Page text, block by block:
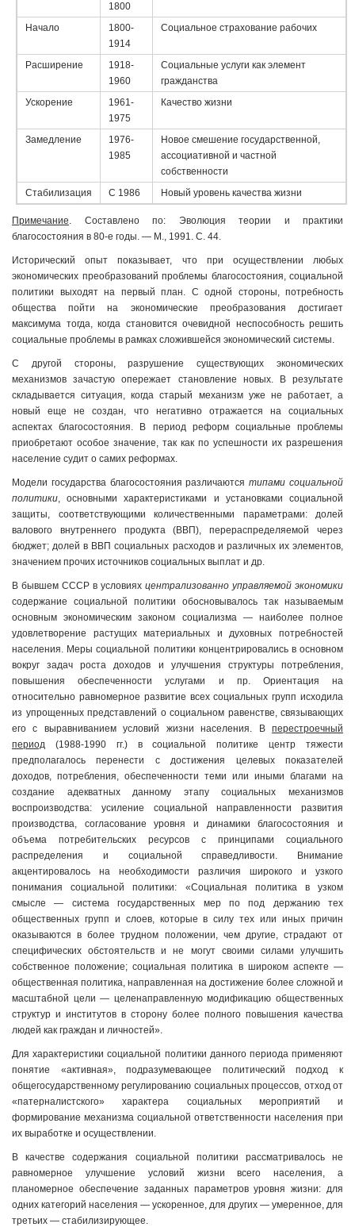
1800
Начало
1800-
1914
Социальное страхование рабочих
Расширение
1918-
1960
Социальные услуги как элемент
гражданства
Ускорение
1961-
1975
Качество жизни
Замедление
1976-
1985
Новое смешение государственной,
ассоциативной и частной
собственности
Стабилизация
С 1986 Новый уровень качества жизни
Примечание. Составлено по: Эволюция теории и практики
благосостояния в 80-е годы. — М., 1991. С. 44.
Исторический опыт показывает, что при осуществлении любых
экономических преобразований проблемы благосостояния, социальной
политики выходят на первый план. С одной стороны, потребность
общества пойти на экономические преобразования достигает
максимума тогда, когда становится очевидной неспособность решить
социальные проблемы в рамках сложившейся экономический системы.
С другой стороны, разрушение существующих экономических
механизмов зачастую опережает становление новых. В результате
складывается ситуация, когда старый механизм уже не работает, а
новый еще не создан, что негативно отражается на социальных
аспектах благосостояния. В период реформ социальные проблемы
приобретают особое значение, так как по успешности их разрешения
население судит о самих реформах.
Модели государства благосостояния различаютсятипами социальной
политики, основными характеристиками и установками социальной
защиты, соответствующими количественными параметрами: долей
валового внутреннего продукта (ВВП), перераспределяемой через
бюджет; долей в ВВП социальных расходов и различных их элементов,
значением прочих источников социальных выплат и др.
В бывшем СССР в условиях централизованно управляемой экономики
содержание социальной политики обосновывалось так называемым
основным экономическим законом социализма — наиболее полное
удовлетворение растущих материальных и духовных потребностей
населения. Меры социальной политики концентрировались в основном
вокруг задач роста доходов и улучшения структуры потребления,
повышения обеспеченности услугами и пр. Ориентация на
относительно равномерное развитие всех социальных групп исходила
из упрощенных представлений о социальном равенстве, связывающих
его с выравниванием условий жизни населения. В перестроечный
период (1988-1990 гг.) в социальной политике центр тяжести
предполагалось перенести с достижения целевых показателей
доходов, потребления, обеспеченности теми или иными благами на
создание адекватных данному этапу социальных механизмов
воспроизводства: усиление социальной направленности развития
производства, согласование уровня и динамики благосостояния и
объема потребительских ресурсов с принципами социального
распределения и социальной справедливости. Внимание
акцентировалось на необходимости различия широкого и узкого
понимания социальной политики: «Социальная политика в узком
смысле — система государственных мер по под держанию тех
общественных групп и слоев, которые в силу тех или иных причин
оказываются в более трудном положении, чем другие, страдают от
специфических обстоятельств и не могут своими силами улучшить
собственное положение; социальная политика в широком аспекте —
общественная политика, направленная на достижение более сложной и
масштабной цели — целенаправленную модификацию общественных
структур и институтов в сторону более полного повышения качества
людей как граждан и личностей».
Для характеристики социальной политики данного периода применяют
понятие «активная», подразумевающее политический подход к
общегосударственному регулированию социальных процессов, отход от
«патерналистского» характера социальных мероприятий и
формирование механизма социальной ответственности населения при
их выработке и осуществлении.
В качестве содержания социальной политики рассматривалось не
равномерное улучшение условий жизни всего населения, а
планомерное обеспечение заданных параметров уровня жизни: для
одних категорий населения — ускоренное, для других — умеренное, для
третьих — стабилизирующее.